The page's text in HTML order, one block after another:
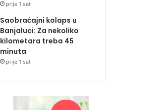
prije 1 sat
Saobraćajni kolaps u
Banjaluci: Za nekoliko
kilometara treba 45
minuta
prije 1 sat